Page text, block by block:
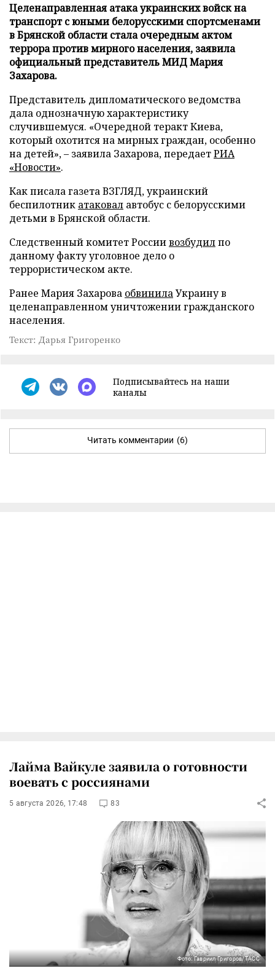
Целенаправленная атака украинских войск на
транспорт с юными белорусскими спортсменами
в Брянской области стала очередным актом
террора против мирного населения, заявила
официальный представитель МИД Мария
Захарова.
Представитель дипломатического ведомства
дала однозначную характеристику
случившемуся. «Очередной теракт Киева,
который охотится на мирных граждан, особенно
на детей», – заявила Захарова, передаетРИА
«Новости».
Как писала газета ВЗГЛЯД, украинский
беспилотник атаковал автобус с белорусскими
детьми в Брянской области.
Следственный комитет Россиивозбудилпо
данному факту уголовное дело о
террористическом акте.
Ранее Мария Захарова обвинилаУкраину в
целенаправленном уничтожении гражданского
населения.
Текст: Дарья Григоренко
Подписывайтесь на наши
каналы
Читать комментарии (6)
Лайма Вайкуле заявила о готовности
воевать с россиянами
5 августа 2026, 17:48 83
Фото: Гавриил Григоров/ТАСС